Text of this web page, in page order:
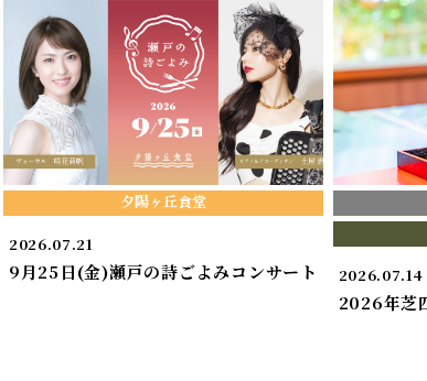
夕陽ヶ丘食堂
2026.07.21
9月25日(金)瀬戸の詩ごよみコンサート 2026.07.14
2026年芝